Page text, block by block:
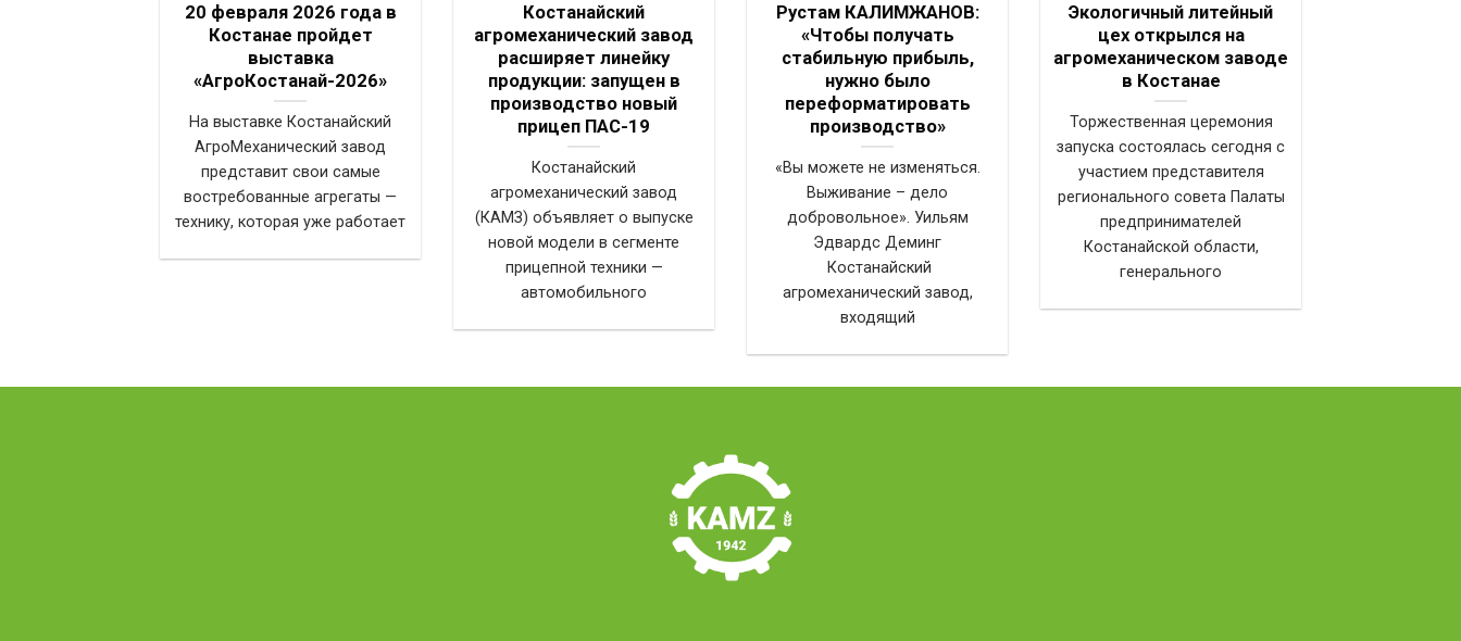
20 февраля 2026 года в
Костанае пройдет
выставка
«АгроКостанай-2026»
На выставке Костанайский
АгроМеханический завод
представит свои самые
востребованные агрегаты —
технику, которая уже работает
Костанайский
агромеханический завод
расширяет линейку
продукции: запущен в
производство новый
прицеп ПАС-19
Костанайский
агромеханический завод
(КАМЗ) объявляет о выпуске
новой модели в сегменте
прицепной техники —
автомобильного
Рустам КАЛИМЖАНОВ:
«Чтобы получать
стабильную прибыль,
нужно было
переформатировать
производство»
«Вы можете не изменяться.
Выживание – дело
добровольное». Уильям
Эдвардс Деминг
Костанайский
агромеханический завод,
входящий
Экологичный литейный
цех открылся на
агромеханическом заводе
в Костанае
Торжественная церемония
запуска состоялась сегодня с
участием представителя
регионального совета Палаты
предпринимателей
Костанайской области,
генерального